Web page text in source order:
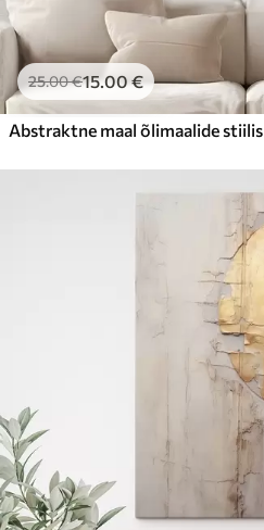
25.00€15.00€
Abstraktne maal õlimaalide stiilis